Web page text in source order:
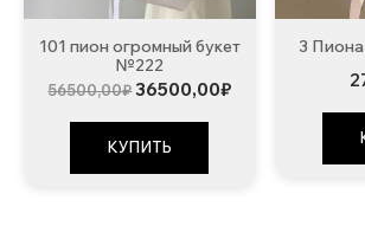
101 пион огромный букет
№222
56500,00₽Первоначальная
составляла
56500,00₽.
36500,00₽Текущая
КУПИТЬ
3